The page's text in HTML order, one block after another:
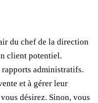
du chef de la direction
client potentiel.
rapports administratifs.
et à gérer leur
désirez. Sinon, vous